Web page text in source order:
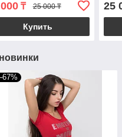
₸ 25 000 ₸
Купить
25